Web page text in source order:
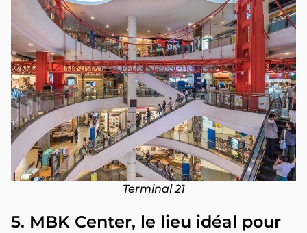
Terminal 21
5. MBK Center, le lieu idéal pour